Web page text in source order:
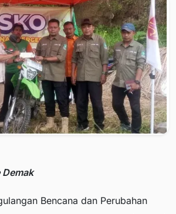
Demak
Bencana dan Perubahan